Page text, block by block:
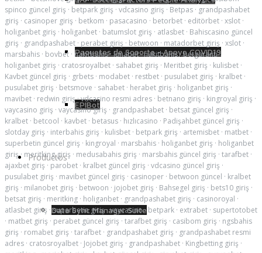
Paquetes de Soporte - Apoyo COVID19
EPIBot
Productos
Data Sync Manager Suite
spinco güncel giriş · betpark giriş · vdcasino giriş · Betpas · grandpashabet
giriş · casinoper giriş · betkom · pasacasino · betorbet · editörbet · xslot ·
holiganbet giriş · holiganbet · batumslot giriş · atlasbet · Bahiscasino güncel
giriş · grandpashabet · perabet giriş · betwoon · matadorbet giriş · xslot ·
marsbahis · bovbet · nakitbahis·lunabet·nakitbahis·betgaranti·
holiganbet giriş · cratosroyalbet · sahabet giriş · Meritbet giriş · kulisbet ·
Kavbet güncel giriş · grbets · modabet · restbet · pusulabet giriş · kralbet ·
pusulabet giriş · betsmove · sahabet · herabet giriş · holiganbet giriş ·
mavibet · redwin giriş·vdcasino resmi adres · betnano giriş · kingroyal giriş ·
vaycasino giriş · vaycasino giriş · grandpashabet · betsat güncel giriş ·
kralbet · betcool · kavbet · betasus · hızlıcasino · Padişahbet güncel giriş ·
slotday giriş · interbahis giriş · kulisbet · betpark giriş · artemisbet · matbet ·
superbetin güncel giriş · kingroyal · marsbahis · holiganbet giriş · holiganbet
giriş· meritking giriş · medusabahis giriş · marsbahis güncel giriş · tarafbet ·
ajaxbet giriş · parobet · kralbet güncel giriş · vdcasino güncel giriş ·
pusulabet giriş · mavibet güncel giriş · casinoper · betwoon güncel · kralbet
giriş · milanobet giriş · betwoon · jojobet giriş · Bahsegel giriş · bets10 giriş ·
betsat giriş · meritking · holiganbet · grandpashabet giriş · casinoroyal ·
atlasbet giriş ·superbetin giriş·vaycasino· betpark · extrabet · supertotobet
· matbet giriş · perabet güncel giriş · tarafbet giriş · casibom giriş · ngsbahis
giriş · romabet giriş · tarafbet · grandpashabet giriş · grandpashabet resmi
adres · cratosroyalbet · Jojobet giriş · grandpashabet · Kingbetting giriş ·